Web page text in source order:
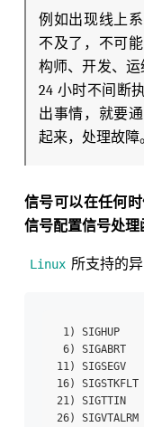
例如出现线上
不及了，不可
构师、开发、
24 小时不间断
出事情，就要
起来，处理故障
信号可以在任何
信号配置信号处理
Linux 所支持的异
1) SIGHUP
6) SIGABRT
11) SIGSEGV
16) SIGSTKFLT
21) SIGTTIN
26)